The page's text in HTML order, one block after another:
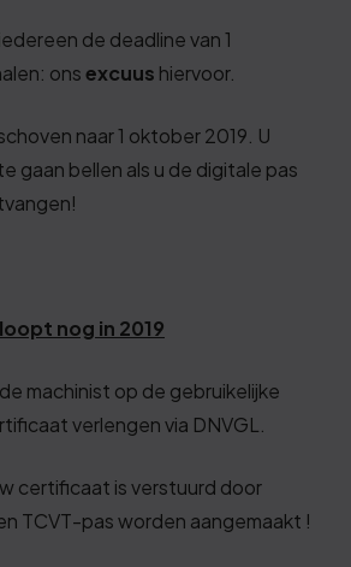
de deadline van 1
onsexcuus hiervoor.
naar 1 oktober 2019. U
gaan bellen als u de digitale pas
nog in 2019
machinist op de gebruikelijke
verlengen via DNVGL.
certificaat is verstuurd door
TCVT-pas worden aangemaakt !